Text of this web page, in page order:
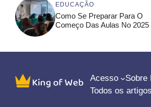
EDUCAÇÃO
Como Se Preparar Para O
Começo Das Aulas No 2025
Acesso Sobre
Todos os artigos